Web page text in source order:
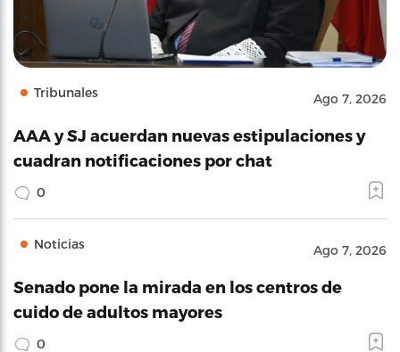
Tribunales Ago 7, 2026
AAA y SJ acuerdan nuevas estipulaciones y
cuadran notificaciones por chat
0
Noticias Ago 7, 2026
Senado pone la mirada en los centros de
cuido de adultos mayores
0